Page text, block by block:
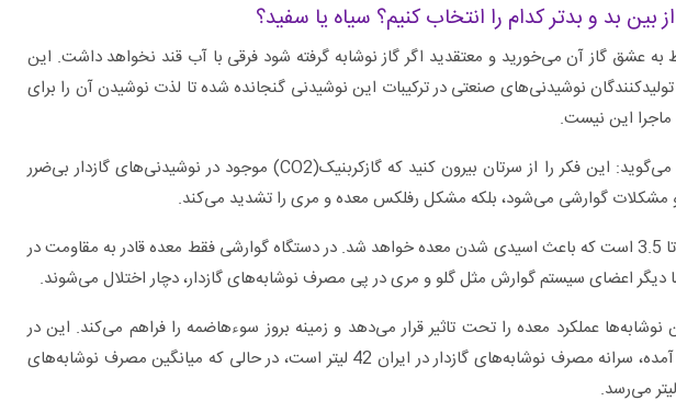
بین بد و بدتر کدام را انتخاب کنیم؟ سیاه یا سفید؟
به عشق گاز آن می‌خورید و معتقدید اگر گاز نوشابه گرفته شود فرقی با آب قند نخواهد داشت. این
نوشیدنی‌های صنعتی در ترکیبات این نوشیدنی‌ گنجانده شده تا لذت نوشیدن آن را برای
ماجرا این نیست.
دکتر سبحان سعیدی، متخصص تغذیه می‌گوید: این فکر را از سرتان بیرون کنید که گازکربنیک(CO2) موجود در نوشیدنی‌های گازدار بی‌ضرر
و مشکلات گوارشی می‌شود، بلکه مشکل رفلکس معده و مری را تشدید می‌کند.
درواقعPH نوشابه‌های گازدار بین 2.5 تا 3.5 است که باعث اسیدی شدن معده خواهد شد. در دستگاه گوارشی فقط معده قادر به مقاومت در
اعضای سیستم گوارش مثل گلو و مری در پی مصرف نوشابه‌های گازدار، دچار اختلال می‌شوند.
عملکرد معده را تحت تاثیر قرار می‌دهد و زمینه بروز سوءهاضمه را فراهم می‌کند. این در
حالی است که طبق آمارهای به دست آمده، سرانه مصرف نوشابه‌های گازدار در ایران 42 لیتر است، در حالی که میانگین مصرف نوشابه‌های
تا درمان +ویدئو
برای چه بیماری هایی به متخصص اورولوژی
مراجعه کنیم؟